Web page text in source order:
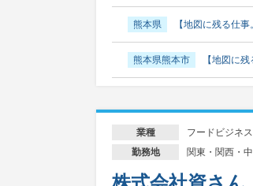
熊本県 【地図に残る仕
熊本県熊本市 【地図に
業種 フードビジネ
勤務地 関東・関西・